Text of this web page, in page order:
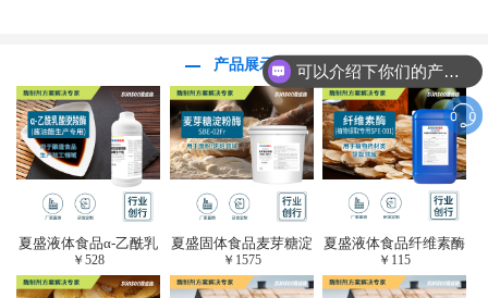
产品展示
夏盛液体食品α-乙酰乳
酸脱羧酶(酱油醋生产
专用)FDY-3206
￥528
夏盛固体食品麦芽糖淀
粉酶(烘焙及面粉改良
用酶/发酵类食品可
￥ 1575
夏盛液体食品纤维素酶
(植物提取专用酶/解决
提取液混浊问题/降
￥ 115
可以介绍下你们的产品么？